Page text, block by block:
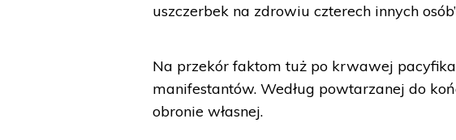
uszczerbek na zdrowiu czterech innych
Na przekór faktom tuż po krwawej
manifestantów. Według powtarzanej do
obronie własnej.